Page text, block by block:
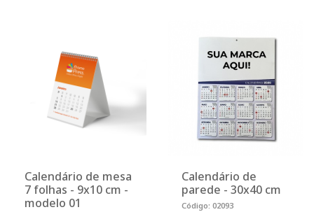
Calendário de mesa
7 folhas - 9x10 cm -
modelo 01
Calendário de
parede - 30x40 cm
Código: 02093